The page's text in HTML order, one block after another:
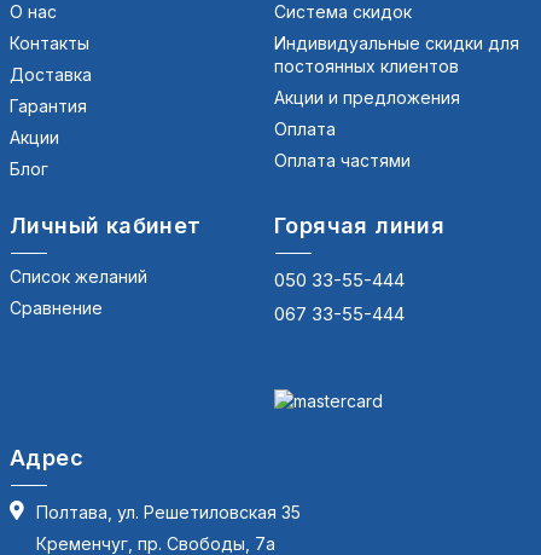
О нас
Контакты
Доставка
Гарантия
Акции
Блог
Система скидок
Индивидуальные скидки для
постоянных клиентов
Акции и предложения
Оплата
Оплата частями
Личный кабинет
Список желаний
Сравнение
Горячая линия
050 33-55-444
067 33-55-444
Адрес
Полтава, ул. Решетиловская 35
Кременчуг, пр. Свободы, 7а